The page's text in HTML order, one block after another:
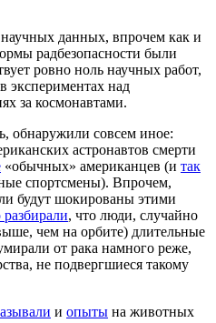
данных, впрочем как и
радбезопасности были
ровно ноль научных работ,
экспериментах над
за космонавтами.
обнаружили совсем иное:
астронавтов смерти
«обычных» американцев (и так
спортсмены). Впрочем,
будут шокированы этими
, что люди, случайно
чем на орбите) длительные
от рака намного реже,
не подвергшиеся такому
и опыты на животных